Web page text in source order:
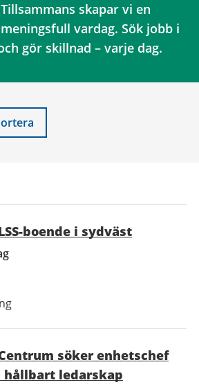
skapar vi en
vardag. Sök jobb i
gör skillnad – varje dag.
boende i sydväst
söker enhetschef
ledarskap